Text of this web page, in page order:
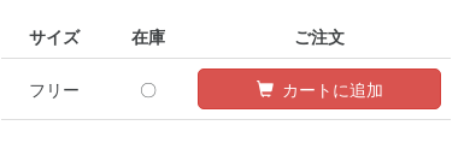
サイズ 在庫 ご注文
フリー 〇 カートに追加